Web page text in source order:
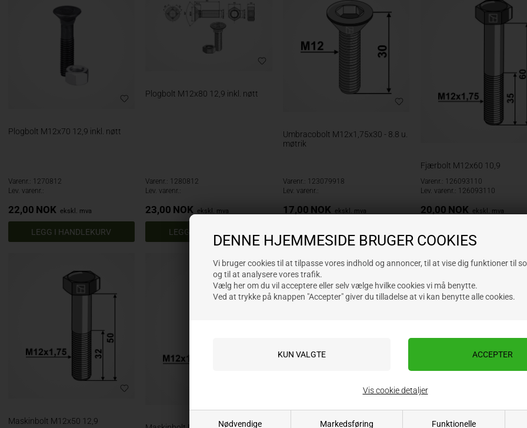
DENNE HJEMMESIDE BRUGER COOKIES
Vi bruger cookies til at tilpasse vores indhold og annoncer, til at vise dig funktioner til
og til at analysere vores trafik.
Vælg her om du vil acceptere eller selv vælge hvilke cookies vi må benytte.
Ved at trykke på knappen "Accepter" giver du tilladelse at vi kan benytte alle cookies.
Nødvendige Markedsføring Funktionelle
Vis cookie detaljer
Plogbolt M12x70 12,9 inkl. nøtt
Varenr.: 1270812
Lev. varenr.:
22,00 NOK ekskl. mva
Plogbolt M12x80 12,9 inkl. nøtt
Varenr.: 1280812
Lev. varenr.:
23,00 NOK ekskl. mva
Umbracobolt M12x1,75x30 - 8.8 u.
møtrik
Varenr.: 123079918
Lev. varenr.:
17,00 NOK ekskl. mva
Fjærbolt M12x60 10,9
Varenr.: 126093110
Lev. varenr.: 126093110
20,00 NOK ekskl. mva
Maskinbolt M12x50 12,9